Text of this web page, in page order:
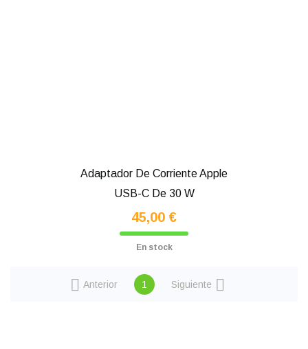
Adaptador De Corriente Apple
USB-C De 30 W
45,00 €
En stock
 Anterior 1 Siguiente 